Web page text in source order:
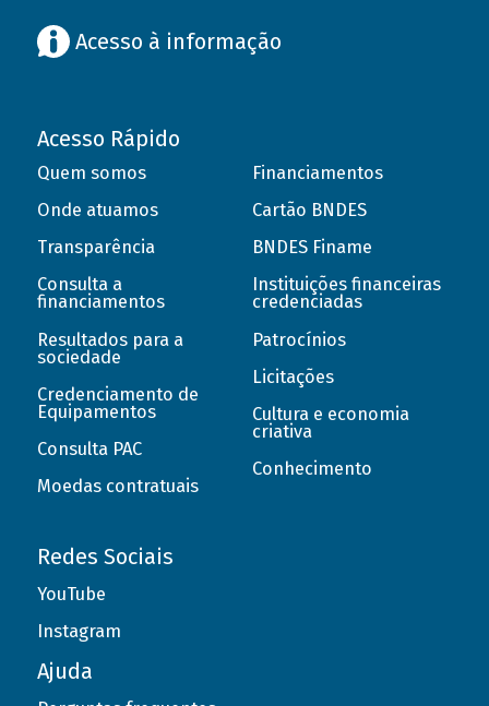
Acesso à informação
Acesso Rápido
Quem somos
Onde atuamos
Transparência
Consulta a
financiamentos
Resultados para a
sociedade
Credenciamento de
Equipamentos
Consulta PAC
Moedas contratuais
Financiamentos
Cartão BNDES
BNDES Finame
Instituições financeiras
credenciadas
Patrocínios
Licitações
Cultura e economia
criativa
Conhecimento
Redes Sociais
YouTube
Instagram
Ajuda